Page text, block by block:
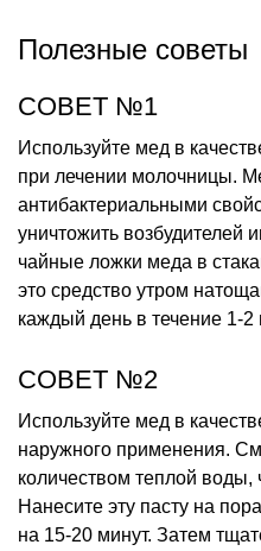
Полезные советы
СОВЕТ №1
Используйте мед в
при лечении молочницы.
антибактериальными
уничтожить возбудителей
чайные ложки меда в
это средство утром
каждый день в течение 1-2
СОВЕТ №2
Используйте мед в
наружного применения.
количеством теплой воды,
Нанесите эту пасту на
на 15-20 минут. Затем